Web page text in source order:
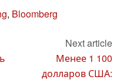
, Bloomberg
Next article
Менее 1 100
долларов США: